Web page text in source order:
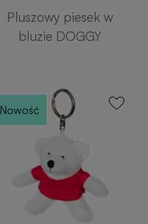
Pluszowy piesek w
bluzie DOGGY
Nowość